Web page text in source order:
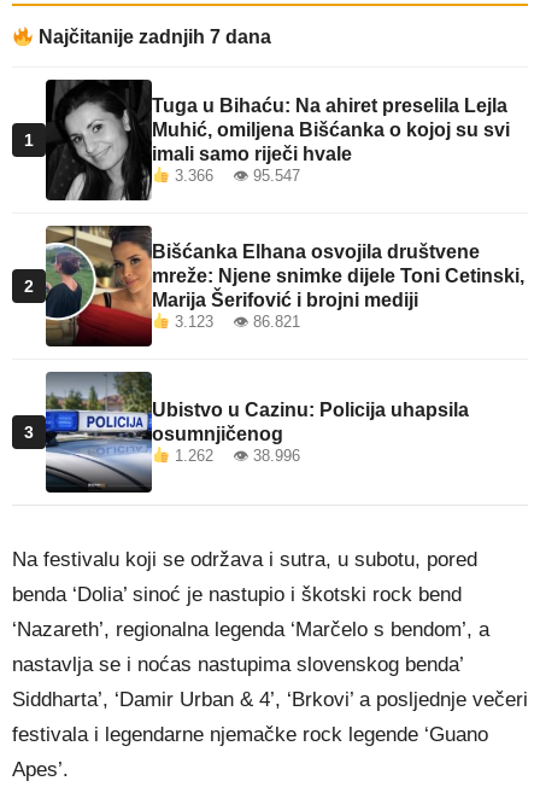
Najčitanije zadnjih 7 dana
1
Tuga u Bihaću: Na ahiret preselila Lejla
Muhić, omiljena Bišćanka o kojoj su svi
imali samo riječi hvale
3.366 👁 95.547
2
Bišćanka Elhana osvojila društvene
mreže: Njene snimke dijele Toni Cetinski,
Marija Šerifović i brojni mediji
3.123 👁 86.821
3
Ubistvo u Cazinu: Policija uhapsila
osumnjičenog
1.262 👁 38.996
Na festivalu koji se održava i sutra, u subotu, pored
benda ‘Dolia’ sinoć je nastupio i škotski rock bend
‘Nazareth’, regionalna legenda ‘Marčelo s bendom’, a
nastavlja se i noćas nastupima slovenskog benda’
Siddharta’, ‘Damir Urban & 4’, ‘Brkovi’ a posljednje večeri
festivala i legendarne njemačke rock legende ‘Guano
Apes’.